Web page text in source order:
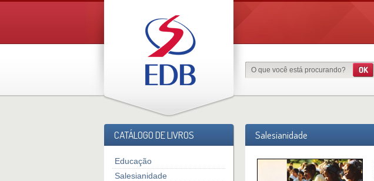
CATÁLOGO DE LIVROS
Educação
Salesianidade
Salesianidade